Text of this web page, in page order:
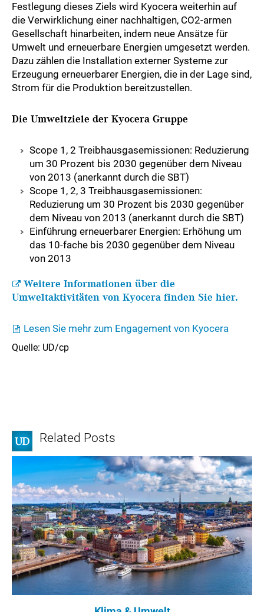
Festlegung dieses Ziels wird Kyocera weiterhin auf
die Verwirklichung einer nachhaltigen, CO2-armen
Gesellschaft hinarbeiten, indem neue Ansätze für
Umwelt und erneuerbare Energien umgesetzt werden.
Dazu zählen die Installation externer Systeme zur
Erzeugung erneuerbarer Energien, die in der Lage sind,
Strom für die Produktion bereitzustellen.
Die Umweltziele der Kyocera Gruppe
Scope 1, 2 Treibhausgasemissionen: Reduzierung
um 30 Prozent bis 2030 gegenüber dem Niveau
von 2013 (anerkannt durch die SBT)
Scope 1, 2, 3 Treibhausgasemissionen:
Reduzierung um 30 Prozent bis 2030 gegenüber
dem Niveau von 2013 (anerkannt durch die SBT)
Einführung erneuerbarer Energien: Erhöhung um
das 10-fache bis 2030 gegenüber dem Niveau
von 2013
Weitere Informationen über die
Umweltaktivitäten von Kyocera finden Sie hier.
Lesen Sie mehr zum Engagement von Kyocera
Quelle: UD/cp
Related Posts